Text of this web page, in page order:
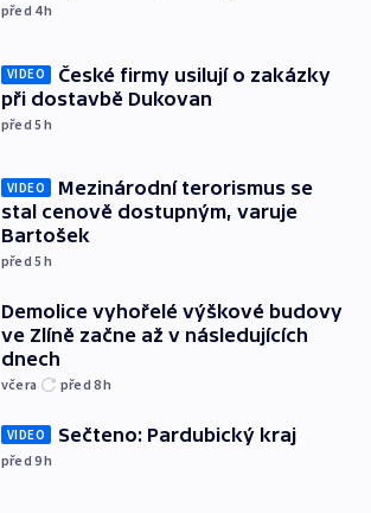
před 4h
VIDEO
České firmy usilují o zakázky
při dostavbě Dukovan
před 5h
VIDEO
Mezinárodní terorismus se
stal cenově dostupným, varuje
Bartošek
před 5h
Demolice vyhořelé výškové budovy
ve Zlíně začne až v následujících
dnech
včera před 8h
VIDEO Sečteno: Pardubický kraj
před 9h